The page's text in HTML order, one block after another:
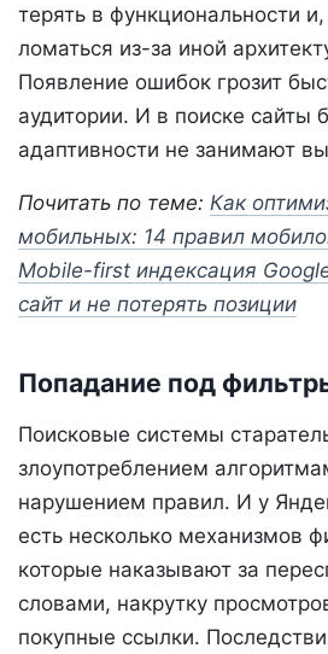
терять в функциональности
ломаться из-за иной
Появление ошибок грозит
аудитории. И в поиске сайты
адаптивности не занимают
Почитать по теме: Как
мобильных: 14 правил
Mobile-first индексация
сайт и не потерять позиции
Попадание под
Поисковые системы
злоупотреблением
нарушением правил. И у
есть несколько механизмов
которые наказывают за
словами, накрутку
покупные ссылки.